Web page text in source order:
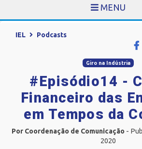
MENU
IEL Podcasts
Giro na Indústria
#Episódio14 -
Financeiro das
em Tempos da
Por Coordenação de Comunicação -
2020